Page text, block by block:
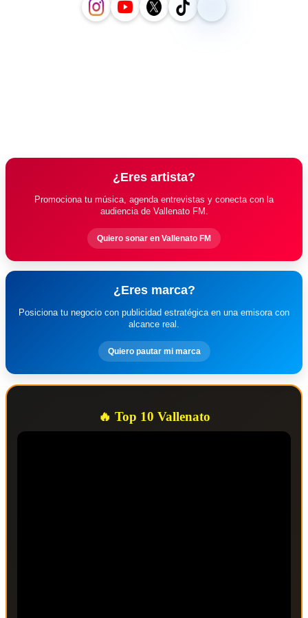
¿Eres artista?
Promociona tu música, agenda entrevistas y conecta con la
audiencia de Vallenato FM.
Quiero sonar en Vallenato FM
¿Eres marca?
Posiciona tu negocio con publicidad estratégica en una emisora con
alcance real.
Quiero pautar mi marca
🔥 Top 10 Vallenato